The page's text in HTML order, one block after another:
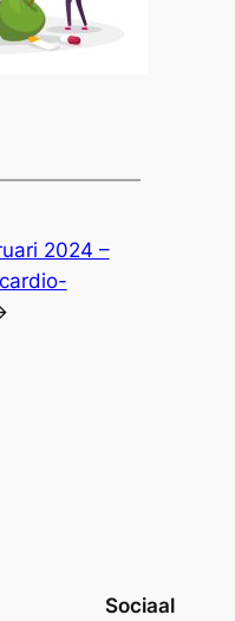
2024 –
Sociaal